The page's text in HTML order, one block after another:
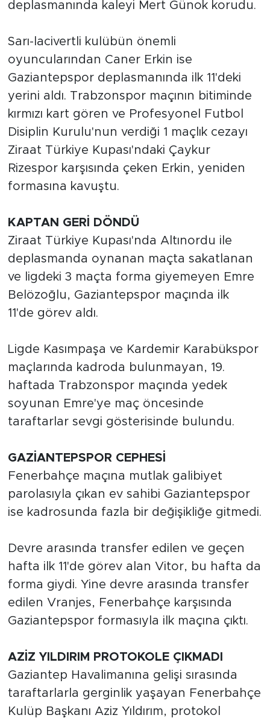
deplasmanında kaleyi Mert Günok korudu.
Sarı-lacivertli kulübün önemli
oyuncularından Caner Erkin ise
Gaziantepspor deplasmanında ilk 11'deki
yerini aldı. Trabzonspor maçının bitiminde
kırmızı kart gören ve Profesyonel
Futbol
Disiplin Kurulu'nun verdiği 1 maçlık cezayı
Ziraat Türkiye Kupası'ndaki Çaykur
Rizespor karşısında çeken Erkin, yeniden
formasına kavuştu.
KAPTAN GERİ DÖNDÜ
Ziraat Türkiye Kupası'nda Altınordu ile
deplasmanda oynanan maçta sakatlanan
ve ligdeki 3 maçta forma giyemeyen Emre
Belözoğlu, Gaziantepspor maçında ilk
11'de görevaldı.
Ligde Kasımpaşa ve Kardemir Karabükspor
maçlarında kadroda bulunmayan, 19.
haftada Trabzonspor maçında yedek
soyunan Emre'ye maç öncesinde
taraftarlar sevgi gösterisinde bulundu.
GAZİANTEPSPOR CEPHESİ
Fenerbahçe maçına mutlak galibiyet
parolasıyla çıkan evsahibi Gaziantepspor
ise kadrosunda fazla bir değişikliğe gitmedi.
Devre arasında transfer edilen ve geçen
hafta ilk 11'de görevalan Vitor, bu hafta da
forma giydi. Yine devre arasında transfer
edilen Vranjes, Fenerbahçe karşısında
Gaziantepspor formasıyla ilk maçına çıktı.
AZİZ YILDIRIM PROTOKOLE ÇIKMADI
Gaziantep Havalimanına gelişi sırasında
taraftarlarla gerginlik yaşayan Fenerbahçe
Kulüp Başkanı Aziz Yıldırım, protokol